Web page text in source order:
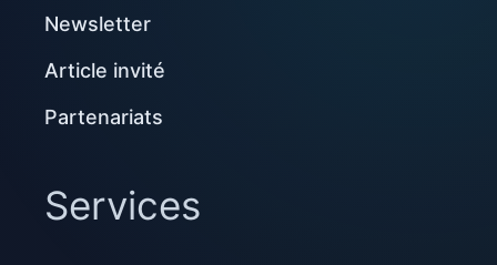
Newsletter
Article invité
Partenariats
Services